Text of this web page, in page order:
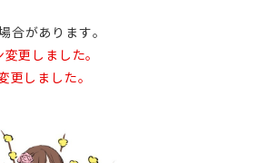
があります。
更しました。
しました。